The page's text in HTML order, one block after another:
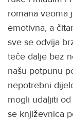
romana veoma
emotivna, a
sve se odvija
teče dalje bez
našu potpunu
nepotrebni
mogli udaljiti
se književnica